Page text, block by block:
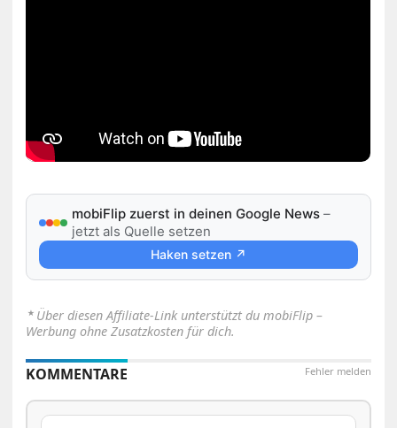
mobiFlip zuerst in deinen Google News –
jetzt als Quelle setzen
Haken setzen ↗
⋆ Über diesen Affiliate-Link unterstützt du mobiFlip –
Werbung ohne Zusatzkosten für dich.
Fehler melden
KOMMENTARE